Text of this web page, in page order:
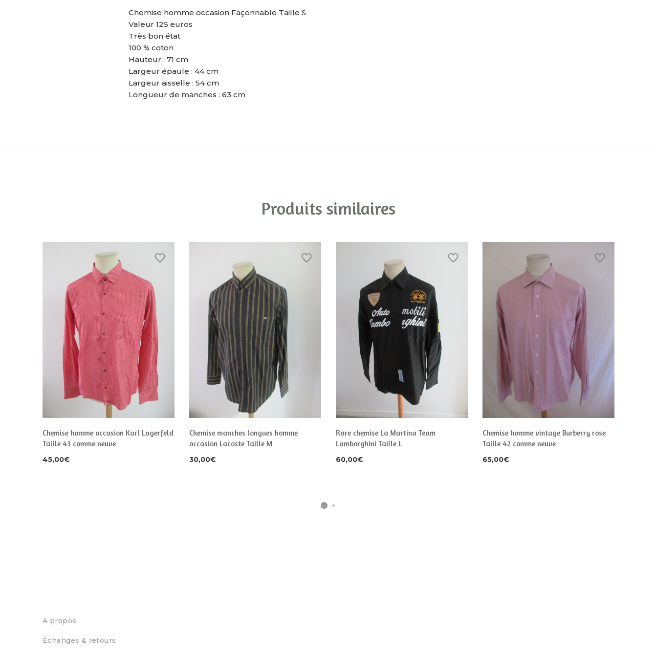
Chemise homme occasion Façonnable Taille S
Valeur 125 euros
Très bon état
100 % coton
Hauteur : 71 cm
Largeur épaule : 44 cm
Largeur aisselle : 54 cm
Longueur de manches : 63 cm
Produits similaires
Chemise homme occasion Karl Lagerfeld
Taille 43 comme neuve
45,00€
Chemise manches longues homme
occasion Lacoste Taille M
30,00€
Rare chemise La Martina Team
Lamborghini Taille L
60,00€
Chemise homme vintage Burberry rose
Taille 42 comme neuve
65,00€
À propos
Échanges & retours